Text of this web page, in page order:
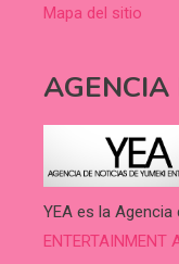
Mapa del sitio
AGENCIA
YEA es la
ENTERTAINMENT